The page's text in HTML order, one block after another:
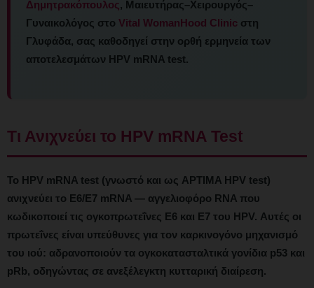
Δημητρακόπουλος, Μαιευτήρας–Χειρουργός–
Γυναικολόγος στο Vital WomanHood Clinic στη
Γλυφάδα, σας καθοδηγεί στην ορθή ερμηνεία των
αποτελεσμάτων HPV mRNA test.
Τι Ανιχνεύει το HPV mRNA Test
Το HPV mRNA test (γνωστό και ως APTIMA HPV test)
ανιχνεύει το E6/E7 mRNA — αγγελιοφόρο RNA που
κωδικοποιεί τις ογκοπρωτεΐνες E6 και E7 του HPV. Αυτές οι
πρωτεΐνες είναι υπεύθυνες για τον καρκινογόνο μηχανισμό
του ιού: αδρανοποιούν τα ογκοκατασταλτικά γονίδια p53 και
pRb, οδηγώντας σε ανεξέλεγκτη κυτταρική διαίρεση.